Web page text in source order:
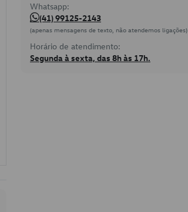
Whatsapp:
(41) 99125-2143
(apenas mensagens de texto, não atendemos ligações)
Horário de atendimento:
Segunda à sexta, das 8h às 17h.